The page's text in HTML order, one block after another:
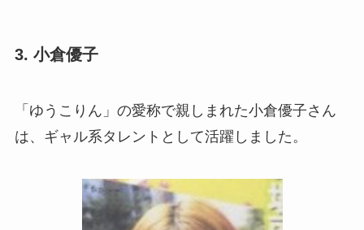
3. 小倉優子
「ゆうこりん」の愛称で親しまれた小倉優子さん
は、ギャル系タレントとして活躍しました。